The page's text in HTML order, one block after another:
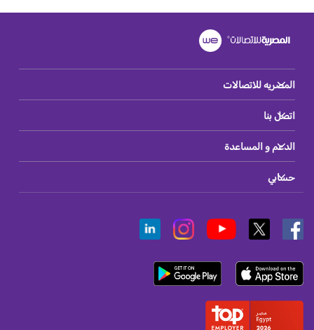
المصريه للاتصالات
اتصل بنا
الدعم و المساعدة
حسابي